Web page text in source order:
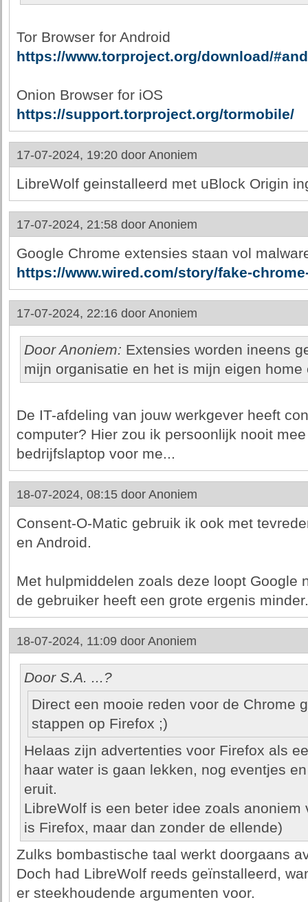
Tor Browser for Android
https://www.torproject.org/download/
Onion Browser for iOS
https://support.torproject.org/tormobile/
17-07-2024, 19:20 door Anoniem
LibreWolf geinstalleerd met uBlock Origin
17-07-2024, 21:58 door Anoniem
Google Chrome extensies staan vol
https://www.wired.com/story/fake-
17-07-2024, 22:16 door Anoniem
Door Anoniem: Extensies worden ineens
mijn organisatie en het is mijn eigen home
De IT-afdeling van jouw werkgever heeft
computer? Hier zou ik persoonlijk nooit
bedrijfslaptop voor me...
18-07-2024, 08:15 door Anoniem
Consent-O-Matic gebruik ik ook met
en Android.
Met hulpmiddelen zoals deze loopt Google
de gebruiker heeft een grote ergenis minder.
18-07-2024, 11:09 door Anoniem
Door S.A. ...?
Direct een mooie reden voor de Chrome
stappen op Firefox ;)
Helaas zijn advertenties voor Firefox als
haar water is gaan lekken, nog eventjes
eruit.
LibreWolf is een beter idee zoals
is Firefox, maar dan zonder de ellende)
Zulks bombastische taal werkt doorgaans
Doch had LibreWolf reeds geïnstalleerd,
er steekhoudende argumenten voor.